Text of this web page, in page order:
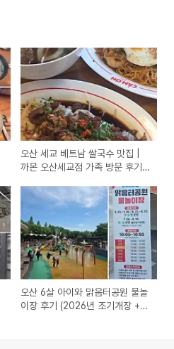
오산 세교 베트남 쌀국수 맛집 |
까몬 오산세교점 가족 방문 후기
오산 6살 아이와 맑음터공원 물놀
이장 후기 (2026년 조기개장 +